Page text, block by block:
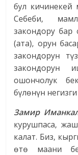
бул кичинекей
Себеби,
закондору
(ата), орун
закондорун
закондорун
ошончолук
бүлөнүн
Замир
курушпаса,
калат. Биз,
өтө маани